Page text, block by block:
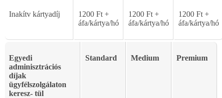
Inakítv kártyadíj
1200 Ft +
áfa/kártya/hó
1200 Ft +
áfa/kártya/hó
1200 Ft +
áfa/kártya/hó
Egyedi
adminisztrációs
díjak
ügyfélszolgálaton
keresz- tül
Standard Medium Premium